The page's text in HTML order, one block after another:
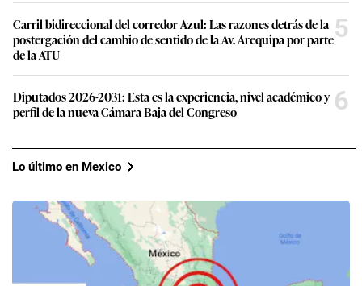
Carril bidireccional del corredor Azul: Las razones detrás de la
postergación del cambio de sentido de la Av. Arequipa por parte
de la ATU
5
Diputados 2026-2031: Esta es la experiencia, nivel académico y
perfil de la nueva Cámara Baja del Congreso
6
Lo último en Mexico